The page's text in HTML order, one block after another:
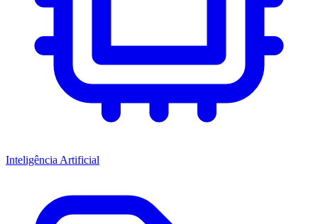
Inteligência Artificial